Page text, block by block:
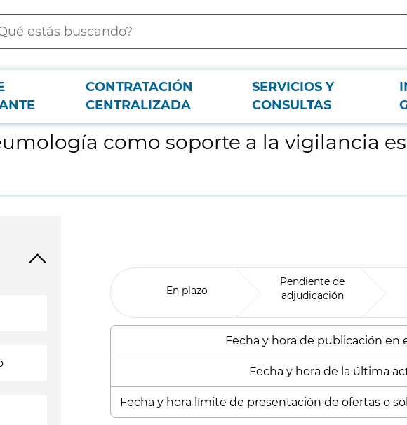
CONTRATACIÓN
CENTRALIZADA
SERVICIOS Y
CONSULTAS
soporte a la vigilancia específica post exposición a amianto
como soporte a la vigilancia
En plazo
Pendiente de
adjudicación
Fecha y hora de publicación en
Fecha y hora de la última
Fecha y hora límite de presentación de ofertas o